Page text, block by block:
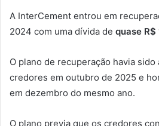
A InterCement entrou em
2024 com uma dívida de quase R$
O plano de recuperação havia sido
credores em outubro de 2025 e
em dezembro do mesmo ano.
O plano previa que os credores